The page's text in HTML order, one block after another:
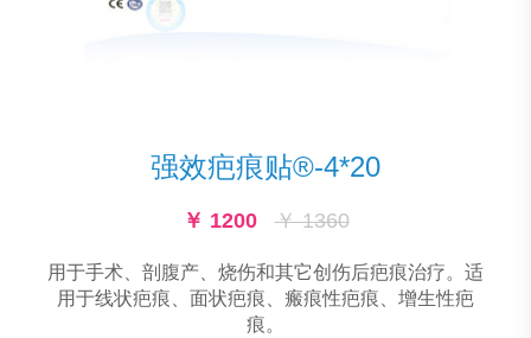
强效疤痕贴®-4*20
￥ 1200 ￥ 1360
用于手术、剖腹产、烧伤和其它创伤后疤痕治疗。适
用于线状疤痕、面状疤痕、瘢痕性疤痕、增生性疤
痕。